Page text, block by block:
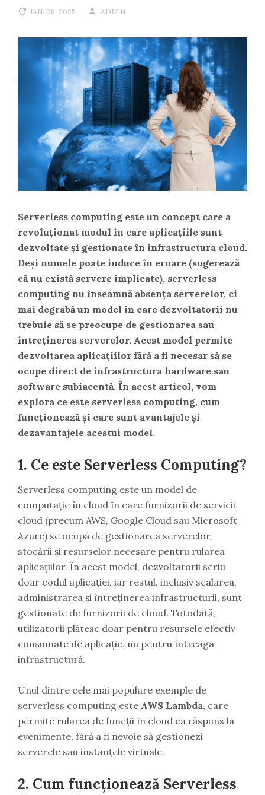
IAN. 08, 2025 ADMIN
Serverless computing este un concept care a
revoluționat modul în care aplicațiile sunt
dezvoltate și gestionate în infrastructura cloud.
Deși numele poate induce în eroare (sugerează
că nu există servere implicate), serverless
computing nu înseamnă absența serverelor, ci
mai degrabă un model în care dezvoltatorii nu
trebuie să se preocupe de gestionarea sau
întreținerea serverelor. Acest model permite
dezvoltarea aplicațiilor fără a fi necesar să se
ocupe direct de infrastructura hardware sau
software subiacentă. În acest articol, vom
explora ce este serverless computing, cum
funcționează și care sunt avantajele și
dezavantajele acestui model.
1. Ce este Serverless Computing?
Serverless computing este un model de
computație în cloud în care furnizorii de servicii
cloud (precum AWS, Google Cloud sau Microsoft
Azure) se ocupă de gestionarea serverelor,
stocării și resurselor necesare pentru rularea
aplicațiilor. În acest model, dezvoltatorii scriu
doar codul aplicației, iar restul, inclusiv scalarea,
administrarea și întreținerea infrastructurii, sunt
gestionate de furnizorii de cloud. Totodată,
utilizatorii plătesc doar pentru resursele efectiv
consumate de aplicație, nu pentru întreaga
infrastructură.
Unul dintre cele mai populare exemple de
serverless computing este AWS Lambda, care
permite rularea de funcții în cloud ca răspuns la
evenimente, fără a fi nevoie să gestionezi
serverele sau instanțele virtuale.
2. Cum funcționează Serverless